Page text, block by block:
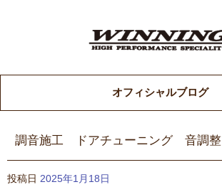
オフィシャルブログ
調音施工 ドアチューニング 音調整
投稿日 2025年1月18日